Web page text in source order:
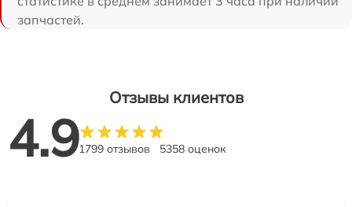
запчастей.
Отзывы клиентов
4.91799 отзывов 5358 оценок